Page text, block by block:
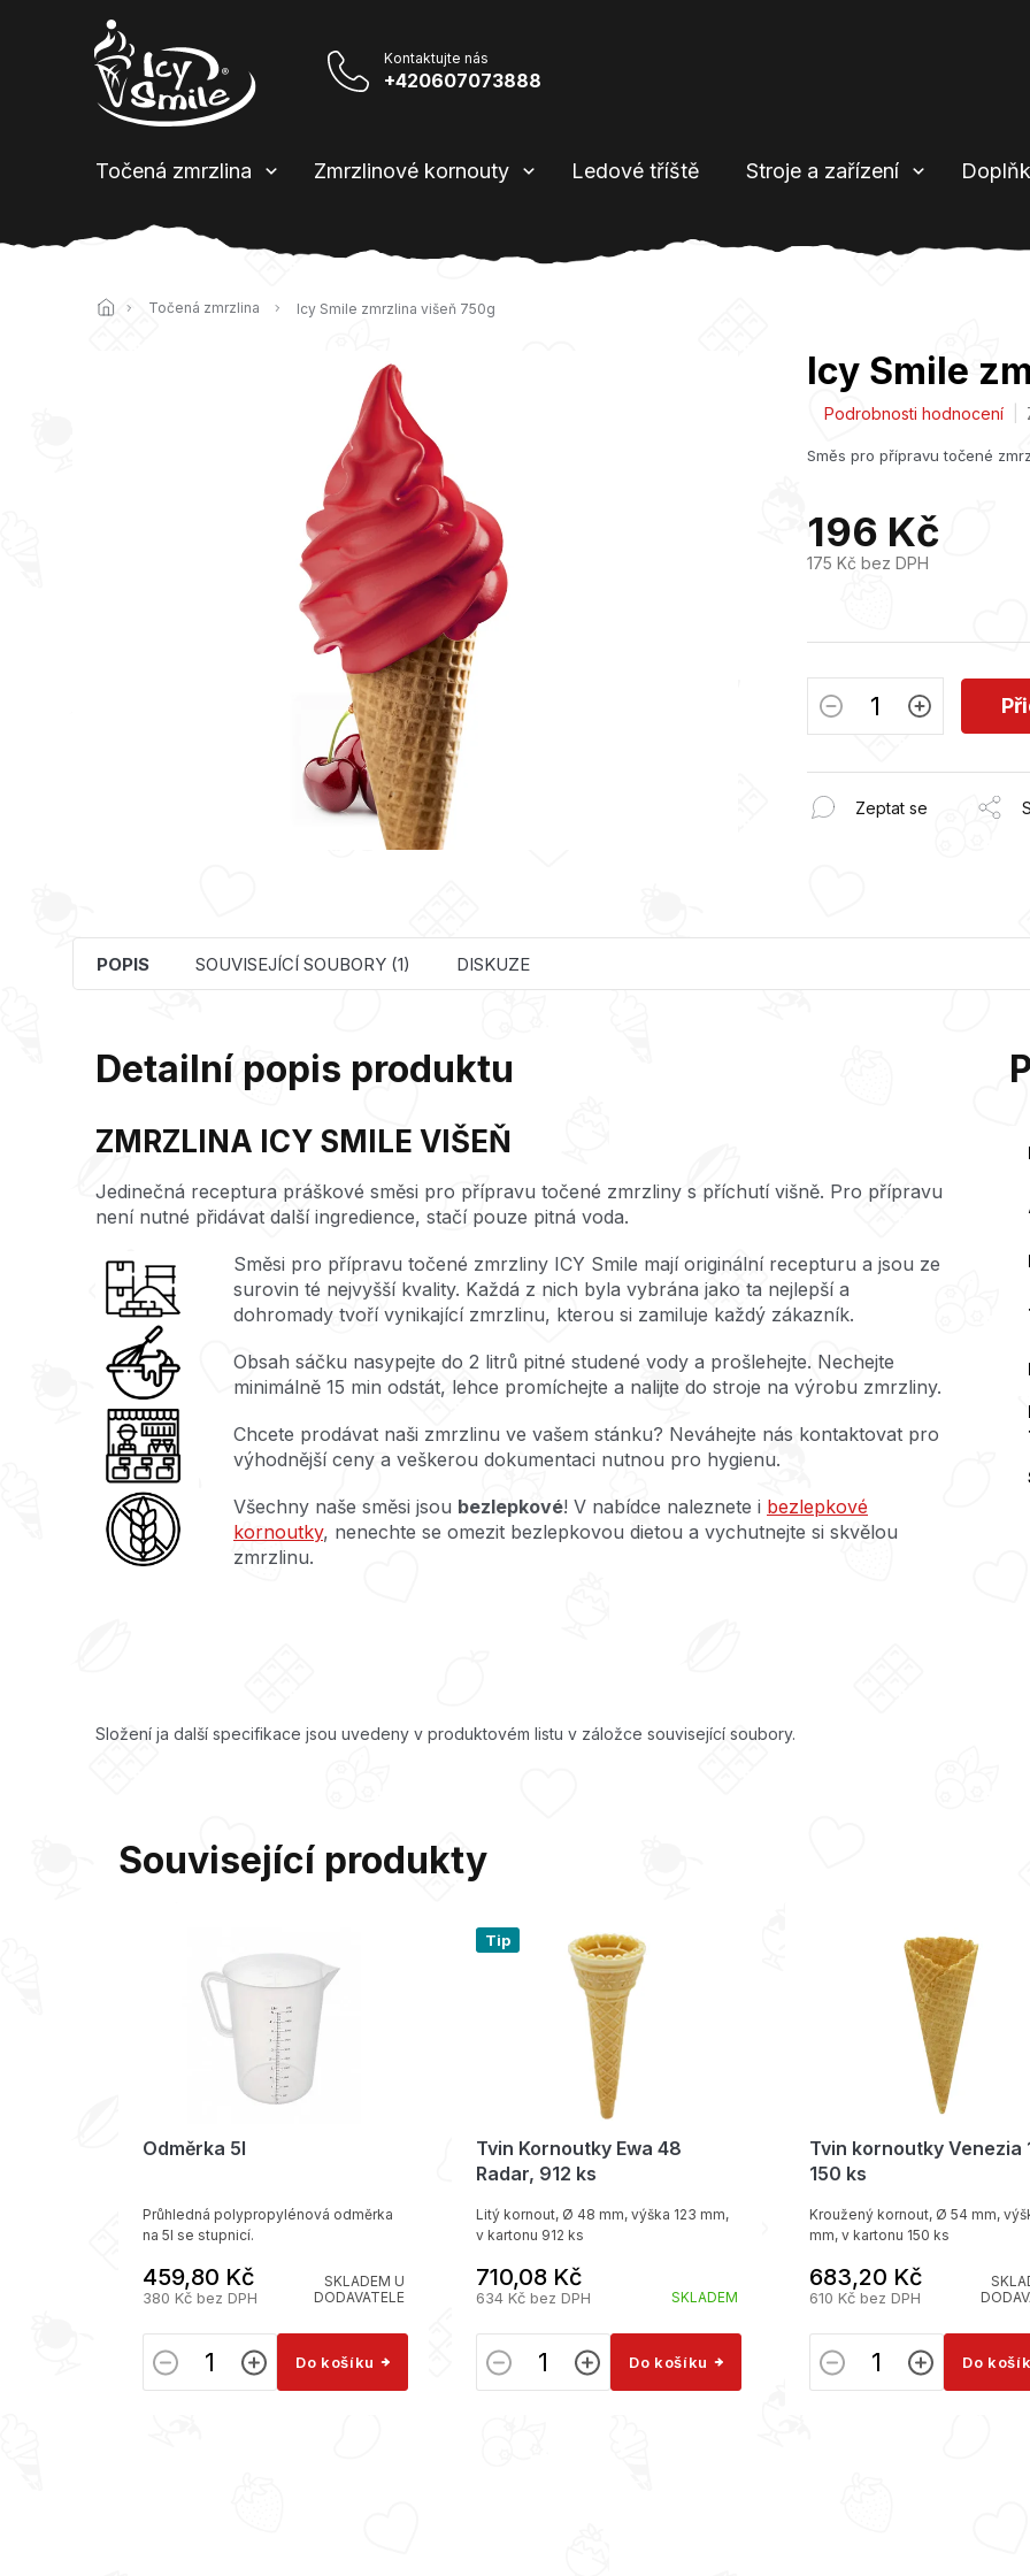
+420607073888
Točená zmrzlina Zmrzlinové kornouty Ledové tříště Stroje a zařízení
Točená zmrzlina Icy Smile zmrzlina višeň 750g
Icy Smile
Průměrné
produktu
z
5
hvězdiček.
Podrobnosti hodnocení
Směs pro přípravu točené
196 Kč
175 Kč bez DPH
Zeptat se
POPIS SOUVISEJÍCÍ SOUBORY (1) DISKUZE
Detailní popis produktu
ZMRZLINA ICY SMILE VIŠEŇ
Jedinečná receptura práškové směsi pro přípravu točené zmrzliny s příchutí višně. Pro přípravu
není nutné přidávat další ingredience, stačí pouze pitná voda.
Směsi pro přípravu točené zmrzliny ICY Smile mají originální recepturu a jsou ze
surovin té nejvyšší kvality. Každá z nich byla vybrána jako ta nejlepší a
dohromady tvoří vynikající zmrzlinu, kterou si zamiluje každý zákazník.
Obsah sáčku nasypejte do 2 litrů pitné studené vody a prošlehejte. Nechejte
minimálně 15 min odstát, lehce promíchejte a nalijte do stroje na výrobu zmrzliny.
Chcete prodávat naši zmrzlinu ve vašem stánku? Neváhejte nás kontaktovat pro
výhodnější ceny a veškerou dokumentaci nutnou pro hygienu.
Všechny naše směsi jsou bezlepkové! V nabídce naleznete i bezlepkové
kornoutky, nenechte se omezit bezlepkovou dietou a vychutnejte si skvělou
zmrzlinu.
Složení ja další specifikace jsou uvedeny v produktovém listu v záložce související soubory.
Související produkty
Odměrka 5l
SKLADEM U
DODAVATELE
380 Kč bez DPH
459,80 Kč
Do košíku
Průhledná polypropylénová odměrka
na 5l se stupnicí.
Tip
Tvin Kornoutky Ewa 48
Radar, 912 ks
SKLADEM
634 Kč bez DPH
710,08 Kč
Do košíku
Litý kornout, Ø 48 mm, výška 123 mm,
v kartonu 912 ks
Tvin kornoutky Venezia
150 ks
610 Kč bez DPH
683,20 Kč
Do
Kroužený kornout, Ø 54 mm,
mm, v kartonu 150 ks